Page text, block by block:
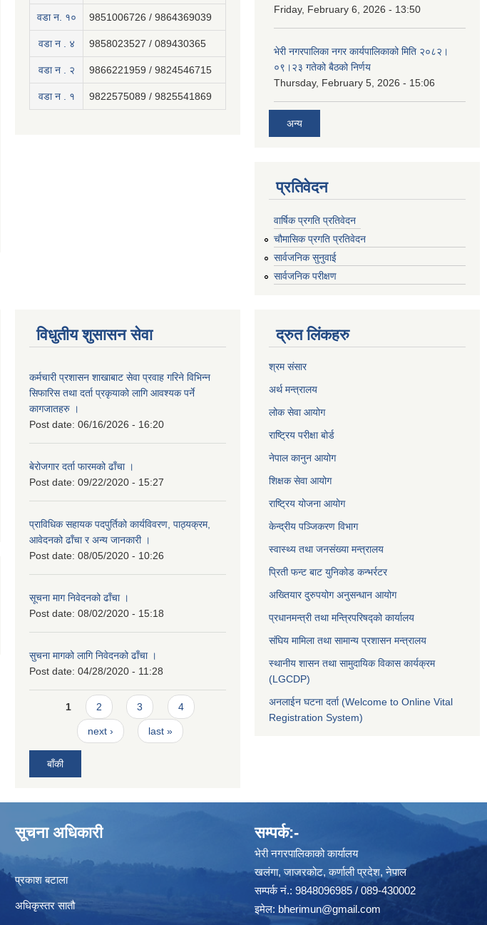
वडा न. १० 9851006726 / 9864369039
वडा न . ४ 9858023527 / 089430365
वडा न . २ 9866221959 / 9824546715
वडा न . १ 9822575089 / 9825541869
Friday, February 6, 2026 - 13:50
भेरी नगरपालिका नगर कार्यपालिकाको मिति २०८२।
०९।२३ गतेको बैठको निर्णय
Thursday, February 5, 2026 - 15:06
अन्य
प्रतिवेदन
वार्षिक प्रगति प्रतिवेदन
चौमासिक प्रगति प्रतिवेदन
सार्वजनिक सुनुवाई
सार्वजनिक परीक्षण
विधुतीय शुसासन सेवा
कर्मचारी प्रशासन शाखाबाट सेवा प्रवाह गरिने विभिन्न
सिफारिस तथा दर्ता प्रकृयाको लागि आवश्यक पर्ने
कागजातहरु ।
Post date: 06/16/2026 - 16:20
बेरोजगार दर्ता फारमको ढाँचा ।
Post date: 09/22/2020 - 15:27
प्राविधिक सहायक पदपुर्तिको कार्यविवरण, पाठ्यक्रम,
आवेदनको ढाँचा र अन्य जानकारी ।
Post date: 08/05/2020 - 10:26
सूचना माग निवेदनको ढाँचा ।
Post date: 08/02/2020 - 15:18
सुचना मागको लागि निवेदनको ढाँचा ।
Post date: 04/28/2020 - 11:28
Pages
1 2 3 4
next › last »
बाँकी
द्रुत लिंकहरु
श्रम संसार
अर्थ मन्त्रालय
लोक सेवा आयोग
राष्ट्रिय परीक्षा बोर्ड
नेपाल कानुन आयोग
शिक्षक सेवा आयोग
राष्ट्रिय योजना आयोग
केन्द्रीय पञ्जिकरण विभाग
स्वास्थ्य तथा जनसंख्या मन्त्रालय
प्रिती फन्ट बाट युनिकोड कन्भर्रटर
अख्तियार दुरुपयोग अनुसन्धान आयोग
प्रधानमन्त्री तथा मन्त्रिपरिषद्को कार्यालय
संघिय मामिला तथा सामान्य प्रशासन मन्त्रालय
स्थानीय शासन तथा सामुदायिक विकास कार्यक्रम
(LGCDP)
अनलाईन घटना दर्ता (Welcome to Online Vital
Registration System)
सूचना अधिकारी
प्रकाश बटाला
अधिकृस्तर सातौ
सम्पर्क:-
भेरी नगरपालिकाको कार्यालय
खलंगा, जाजरकोट, कर्णाली प्रदेश, नेपाल
सम्पर्क नं.: 9848096985 / 089-430002
इमेल: bherimun@gmail.com